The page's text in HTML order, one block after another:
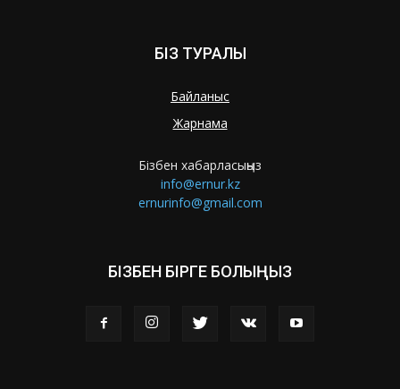
БІЗ ТУРАЛЫ
Байланыс
Жарнама
Бізбен хабарласыңыз
info@ernur.kz
ernurinfo@gmail.com
БІЗБЕН БІРГЕ БОЛЫҢЫЗ